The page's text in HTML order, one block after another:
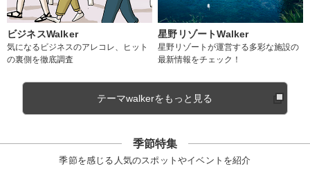
ビジネスWalker
気になるビジネスのアレコレ、ヒット
の裏側を徹底調査
星野リゾートWalker
星野リゾートが運営する多彩な施設の
最新情報をチェック！
テーマwalkerをもっと見る
季節特集
季節を感じる人気のスポットやイベントを紹介